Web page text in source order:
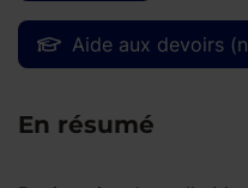
Aide aux devoirs
En résumé